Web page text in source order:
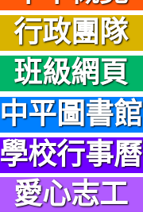
行政團隊
班級網頁
中平圖書館
學校行事曆
愛心志工